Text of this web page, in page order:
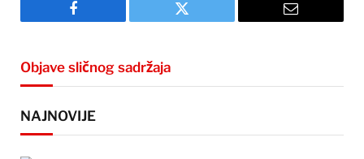
Facebook Twitter Email
Objave sličnog sadržaja
NAJNOVIJE